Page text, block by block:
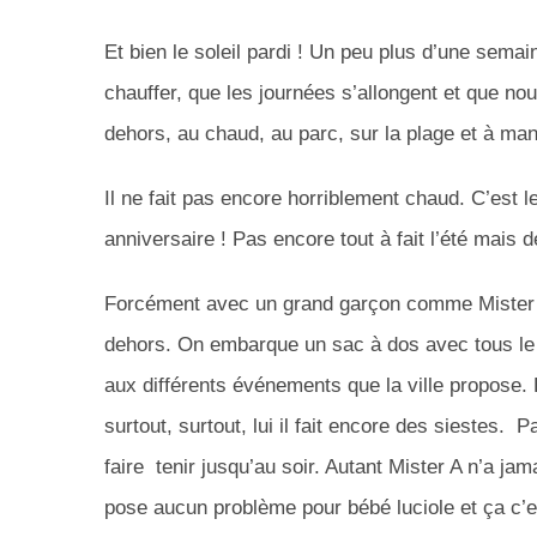
Et bien le soleil pardi ! Un peu plus d’une
chauffer, que les journées s’allongent et que
dehors, au chaud, au parc, sur la plage et à
Il ne fait pas encore horriblement chaud. C’est
anniversaire ! Pas encore tout à fait l’été mais
Forcément avec un grand garçon comme
dehors. On embarque un sac à dos avec tous
aux différents événements que la ville
surtout, surtout, lui il fait encore des siestes.
faire tenir jusqu’au soir. Autant Mister A n’a
pose aucun problème pour bébé luciole et ça